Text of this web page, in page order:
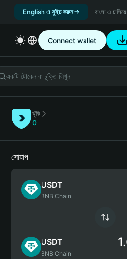
English এ সুইচ করুন বাংলা এ
Connect wallet
ঝুঁকি
0
সোয়াপ
USDT
BNB Chain
USDT
BNB Chain